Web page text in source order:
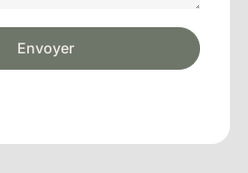
Envoyer